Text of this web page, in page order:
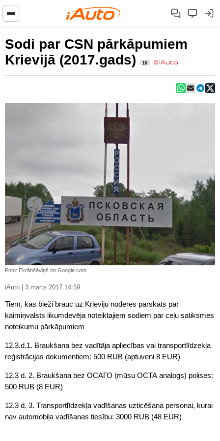
Sodi par CSN pārkāpumiem
Krievijā (2017.gads)
10
Foto: Ekrānšāviņš no Google.com
iAuto | 3.marts 2017 14:59
Tiem, kas bieži brauc uz Krieviju noderēs pārskats par
kaimiņvalsts likumdevēja noteiktajiem sodiem par ceļu satiksmes
noteikumu pārkāpumiem
12.3.d.1. Braukšana bez vadītāja apliecības vai transportlīdzekļa
reģistrācijas dokumentiem: 500 RUB (aptuveni 8 EUR)
12.3 d. 2. Braukšana bez ОСАГО (mūsu OCTA analogs) polises:
500 RUB (8 EUR)
12.3 d. 3. Transportlīdzekļa vadīšanas uzticēšana personai, kurai
nav automobiļa vadīšanas tiesību: 3000 RUB (48 EUR)